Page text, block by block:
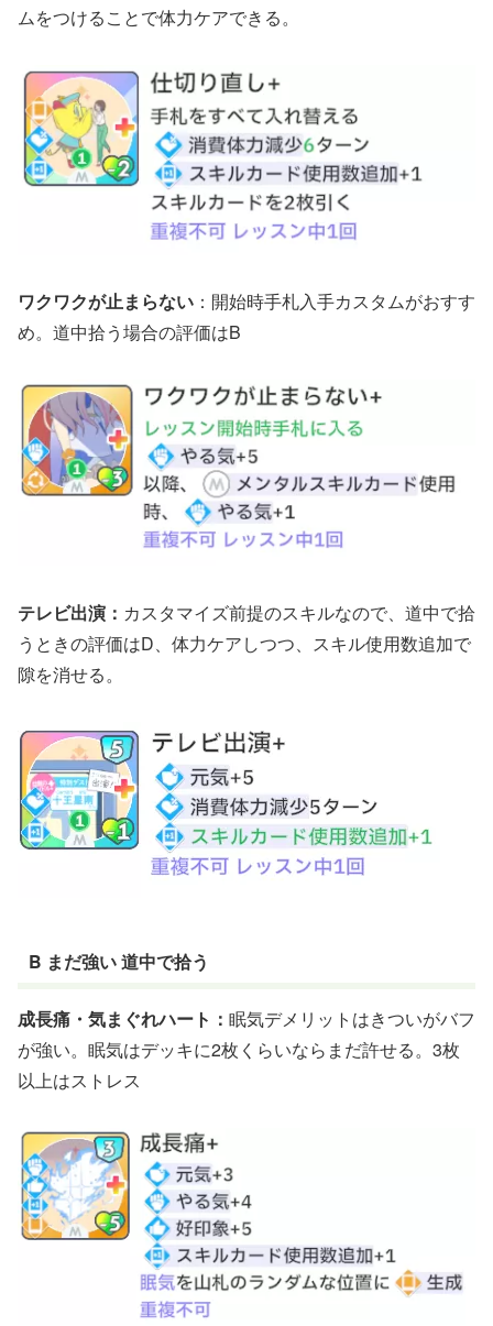
ムをつけることで体力ケアできる。
ワクワクが止まらない ：開始時手札入手カスタムがおすす
め。道中拾う場合の評価はB
テレビ出演： カスタマイズ前提のスキルなので、道中で拾
うときの評価はD、体力ケアしつつ、スキル使用数追加で
隙を消せる。
B まだ強い 道中で拾う
成長痛・気まぐれハート： 眠気デメリットはきついがバフ
が強い。眠気はデッキに2枚くらいならまだ許せる。3枚
以上はストレス